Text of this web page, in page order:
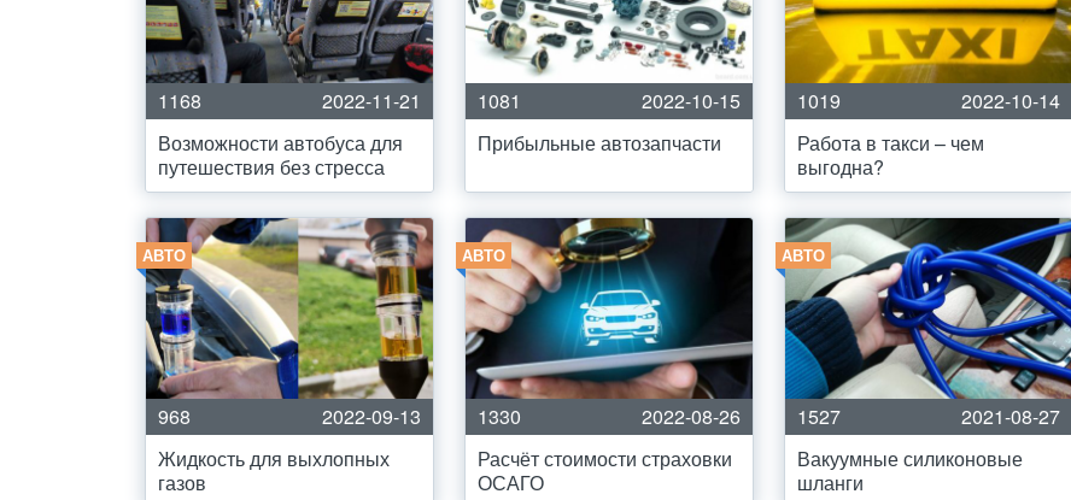
1168
2022-11-21
Возможности автобуса для
путешествия без стресса
1081
2022-10-15
Прибыльные автозапчасти
1019
2022-10-14
Работа в такси – чем
выгодна?
АВТО
968
2022-09-13
Жидкость для выхлопных
газов
АВТО
1330
2022-08-26
Расчёт стоимости страховки
ОСАГО
АВТО
1527
2021-08-27
Вакуумные силиконовые
шланги